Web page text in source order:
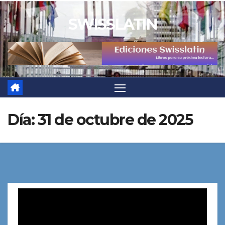
Saltar
al
contenido
SWISSLATIN
Día:31 de octubre de 2025